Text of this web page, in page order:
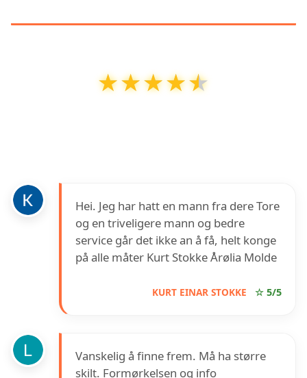
★★★★★
★★★★★
Hei. Jeg har hatt en mann fra dere Tore
og en triveligere mann og bedre
service går det ikke an å få, helt konge
på alle måter Kurt Stokke Årølia Molde
KURT EINAR STOKKE ☆ 5/5
Vanskelig å finne frem. Må ha større
skilt. Formørkelsen og info